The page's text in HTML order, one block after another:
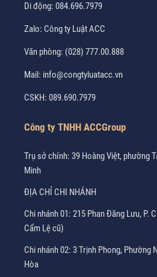
Di động: 084.696.7979
Zalo: Công ty Luật ACC
Văn phòng: (028) 777.00.888
Mail: info@congtyluatacc.vn
CSKH: 089.690.7979
Công ty TNHH ACCGroup
Trụ sở chính: 39 Hoàng Việt, phường
Minh
ĐỊA CHỈ CHI NHÁNH
Chi nhánh 01: 215 Phan Đăng Lưu, P.
Cẩm Lệ cũ)
Chi nhánh 02: 3 Trịnh Phong, Phường
Hòa